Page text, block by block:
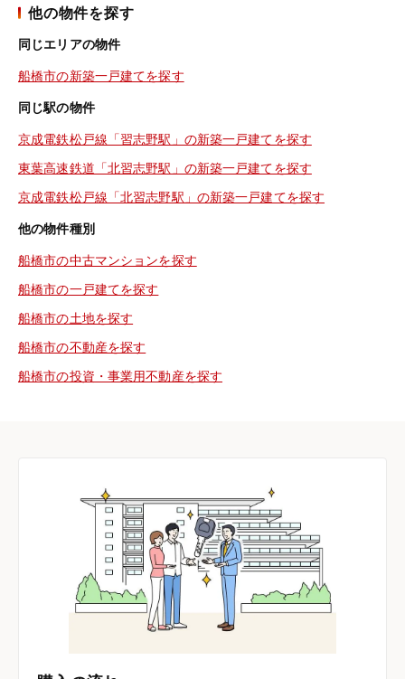
他の物件を探す
同じエリアの物件
船橋市の新築一戸建てを探す
同じ駅の物件
京成電鉄松戸線「習志野駅」の新築一戸建てを探す
東葉高速鉄道「北習志野駅」の新築一戸建てを探す
京成電鉄松戸線「北習志野駅」の新築一戸建てを探す
他の物件種別
船橋市の中古マンションを探す
船橋市の一戸建てを探す
船橋市の土地を探す
船橋市の不動産を探す
船橋市の投資・事業用不動産を探す